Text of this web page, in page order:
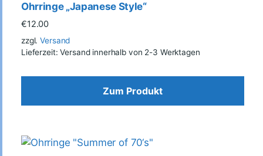
Ohrringe „Japanese Style“
€12.00
zzgl.Versand
Lieferzeit: Versand innerhalb von 2-3 Werktagen
Zum Produkt